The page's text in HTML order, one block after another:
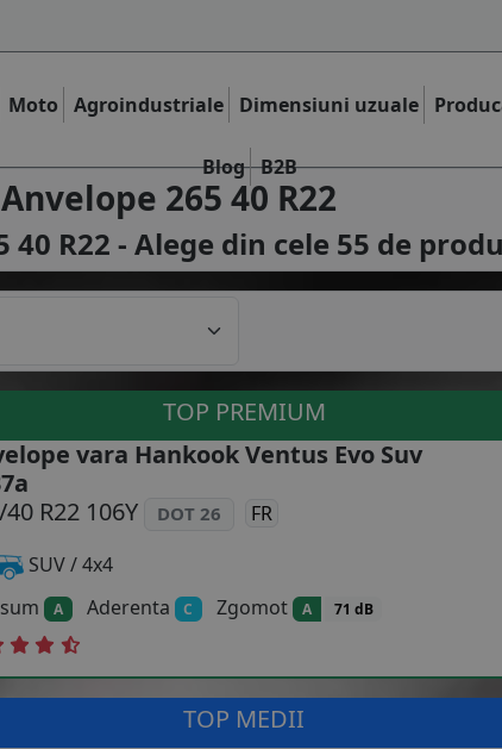
Moto Agroindustriale Dimensiuni uzuale
Blog B2B
Anvelope 265 40 R22
40 R22 - Alege din cele 55 de
TOP PREMIUM
vara Hankook Ventus Evo Suv
R22 106Y
DOT 26
FR
SUV / 4x4
A Aderenta C Zgomot A 71 dB
TOP MEDII